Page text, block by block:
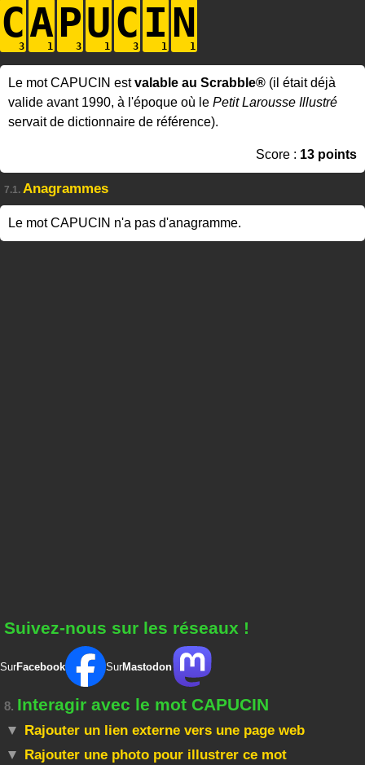
CAPUC IN
Le mot CAPUCIN estvalable au Scrabble® (il était déjà
valide avant 1990, à l'époque où le Petit Larousse Illustré
servait de dictionnaire de référence).
Score : 13 points
7.1. Anagrammes
Le mot CAPUCIN n'a pas d'anagramme.
Suivez-nous sur les réseaux !
SurFacebook SurMastodon
8. Interagir avec le mot CAPUCIN
Rajouter un lien externe vers une page web
Rajouter une photo pour illustrer ce mot